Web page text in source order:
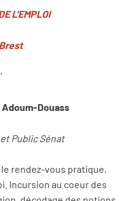
L'EMPLOI
Douass
Public Sénat
le rendez-vous pratique,
Incursion au coeur des